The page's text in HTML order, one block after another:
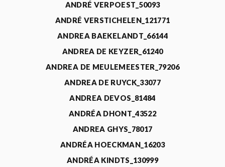
ANDRÉ VERPOEST_50093
ANDRÉ VERSTICHELEN_121771
ANDREA BAEKELANDT_66144
ANDREA DE KEYZER_61240
ANDREA DE MEULEMEESTER_79206
ANDREA DE RUYCK_33077
ANDREA DEVOS_81484
ANDRÉA DHONT_43522
ANDREA GHYS_78017
ANDRÉA HOECKMAN_16203
ANDRÉA KINDTS_130999